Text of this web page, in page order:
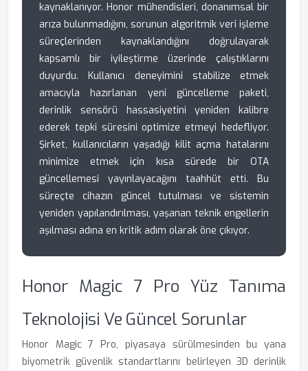
kaynaklanıyor. Honor mühendisleri, donanımsal bir
arıza bulunmadığını, sorunun algoritmik veri işleme
süreçlerinden kaynaklandığını doğrulayarak
kapsamlı bir iyileştirme üzerinde çalıştıklarını
duyurdu. Kullanıcı deneyimini stabilize etmek
amacıyla hazırlanan yeni güncelleme paketi,
derinlik sensörü hassasiyetini yeniden kalibre
ederek tepki süresini optimize etmeyi hedefliyor.
Şirket, kullanıcıların yaşadığı kilit açma hatalarını
minimize etmek için kısa sürede bir OTA
güncellemesi yayınlayacağını taahhüt etti. Bu
süreçte cihazın güncel tutulması ve sistemin
yeniden yapılandırılması, yaşanan teknik engellerin
aşılması adına en kritik adım olarak öne çıkıyor.
Honor Magic 7 Pro Yüz Tanıma
Teknolojisi Ve Güncel Sorunlar
Honor Magic 7 Pro, piyasaya sürülmesinden bu yana
biyometrik güvenlik standartlarını belirleyen 3D derinlik